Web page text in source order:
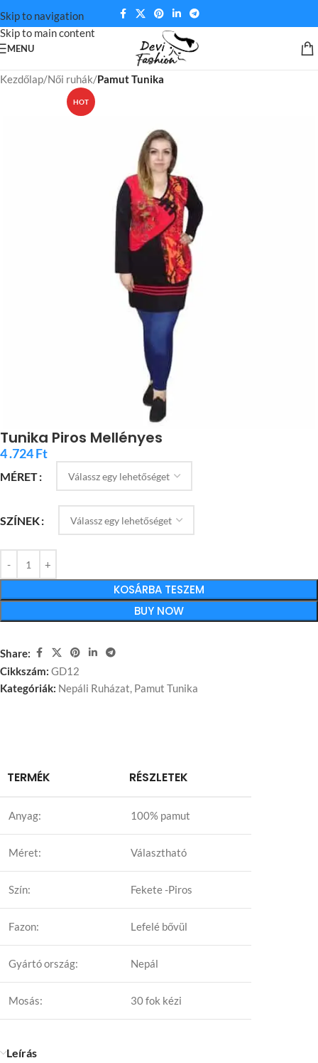
Skip to navigation
Skip to main content
MENU
Kezdőlap Női ruhák Pamut Tunika
HOT
Tunika Piros Mellényes
4 .724Ft
MÉRET
SZÍNEK
KOSÁRBA TESZEM
BUY NOW
Share:
Cikkszám: GD12
Kategóriák: Nepáli Ruházat, Pamut Tunika
TERMÉK RÉSZLETEK
Anyag: 100% pamut
Méret: Választható
Szín: Fekete -Piros
Fazon: Lefelé bővül
Gyártó ország: Nepál
Mosás: 30 fok kézi
Leírás